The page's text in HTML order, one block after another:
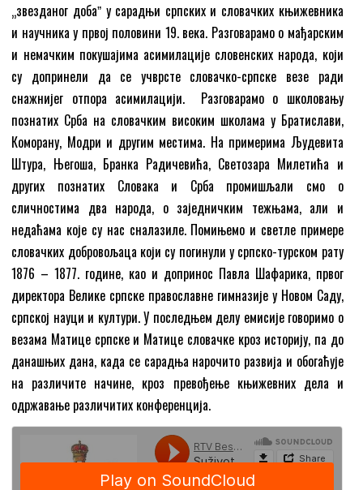
„звезданог добаˮ у сарадњи српских и словачких књижевника
и научника у првој половини 19. века. Разговарамо о мађарским
и немачким покушајима асимилације словенских народа, који
су допринели да се учврсте словачко-српске везе ради
снажнијег отпора асимилацији. Разговарамо о школовању
познатих Срба на словачким високим школама у Братислави,
Коморану, Модри и другим местима. На примерима Људевита
Штура, Његоша, Бранка Радичевића, Светозара Милетића и
других познатих Словака и Срба промишљали смо о
сличностима два народа, о заједничким тежњама, али и
недаћама које су нас сналазиле. Помињемо и светле примере
словачких добровољаца који су погинули у српско-турском рату
1876 – 1877. године, као и допринос Павла Шафарика, првог
директора Велике српскe православне гимназије у Новом Саду,
српској науци и култури. У последњем делу емисије говоримо о
везама Матице српске и Матице словачке кроз историју, па до
данашњих дана, када се сарадња нарочито развија и обогаћује
на различите начине, кроз превођење књижевних дела и
одржавање различитих конференција.